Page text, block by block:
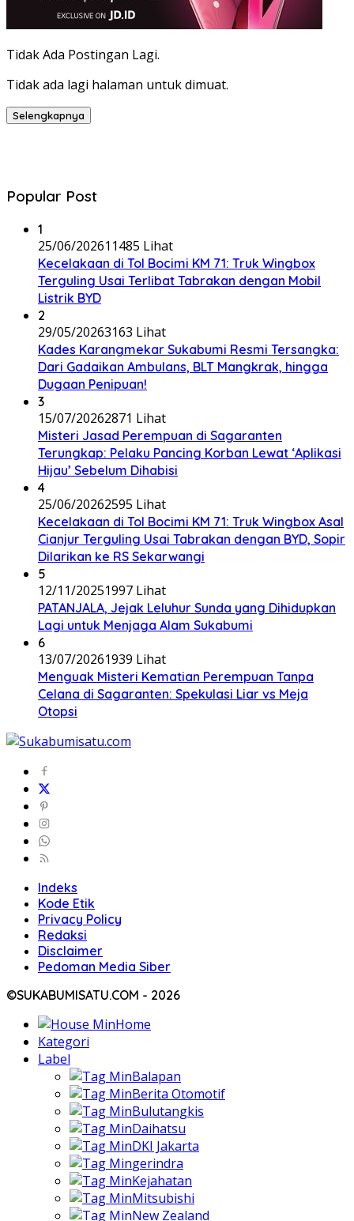
Tidak Ada Postingan Lagi.
Tidak ada lagi halaman untuk dimuat.
Selengkapnya
Popular Post
1
25/06/202611485 Lihat
Kecelakaan di Tol Bocimi KM 71: Truk Wingbox
Terguling Usai Terlibat Tabrakan dengan Mobil
Listrik BYD
2
29/05/20263163 Lihat
Kades Karangmekar Sukabumi Resmi Tersangka:
Dari Gadaikan Ambulans, BLT Mangkrak, hingga
Dugaan Penipuan!
3
15/07/20262871 Lihat
Misteri Jasad Perempuan di Sagaranten
Terungkap: Pelaku Pancing Korban Lewat ‘Aplikasi
Hijau’ Sebelum Dihabisi
4
25/06/20262595 Lihat
Kecelakaan di Tol Bocimi KM 71: Truk Wingbox Asal
Cianjur Terguling Usai Tabrakan dengan BYD, Sopir
Dilarikan ke RS Sekarwangi
5
12/11/20251997 Lihat
PATANJALA, Jejak Leluhur Sunda yang Dihidupkan
Lagi untuk Menjaga Alam Sukabumi
6
13/07/20261939 Lihat
Menguak Misteri Kematian Perempuan Tanpa
Celana di Sagaranten: Spekulasi Liar vs Meja
Otopsi
Indeks
Kode Etik
Privacy Policy
Redaksi
Disclaimer
Pedoman Media Siber
©SUKABUMISATU.COM - 2026
Home
Kategori
Label
Balapan
Berita Otomotif
Bulutangkis
Daihatsu
DKI Jakarta
gerindra
Kejahatan
Mitsubishi
New Zealand